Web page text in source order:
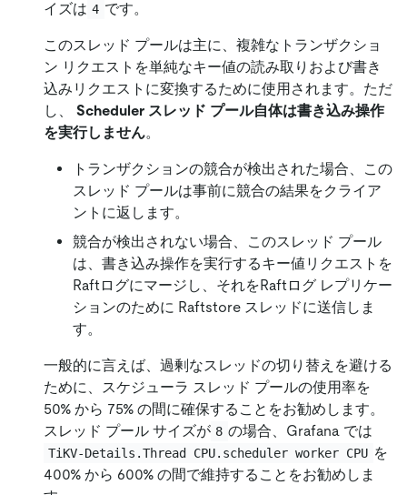
イズは 4 です。
このスレッド プールは主に、複雑なトランザクショ
ン リクエストを単純なキー値の読み取りおよび書き
込みリクエストに変換するために使用されます。ただ
し、 Scheduler スレッド プール自体は書き込み操作
を実行しません。
トランザクションの競合が検出された場合、この
スレッド プールは事前に競合の結果をクライア
ントに返します。
競合が検出されない場合、このスレッド プール
は、書き込み操作を実行するキー値リクエストを
Raftログにマージし、それをRaftログ レプリケー
ションのために Raftstore スレッドに送信しま
す。
一般的に言えば、過剰なスレッドの切り替えを避ける
ために、スケジューラ スレッド プールの使用率を
50% から 75% の間に確保することをお勧めします。
スレッド プール サイズが 8 の場合、Grafana では
TiKV-Details.Thread CPU.scheduler worker CPU を
400% から 600% の間で維持することをお勧めしま